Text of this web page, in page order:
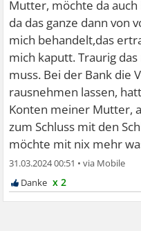
Mutter, möchte da
da das ganze dann von
mich behandelt,das
mich kaputt. Traurig
muss. Bei der Bank die
rausnehmen lassen,
Konten meiner Mutter,
zum Schluss mit den
möchte mit nix mehr
31.03.2024 00:51 •
x 2